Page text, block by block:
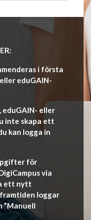
i första
eduGAIN-
eduGAIN- eller
inte skapa ett
kan logga in
för
via
ett nytt
loggar
”Manuell